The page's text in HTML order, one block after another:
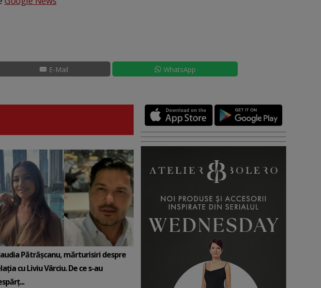
E-Mail WhatsApp
Pătrășcanu, mărturisiri despre
cu Liviu Vârciu. De ce s-au